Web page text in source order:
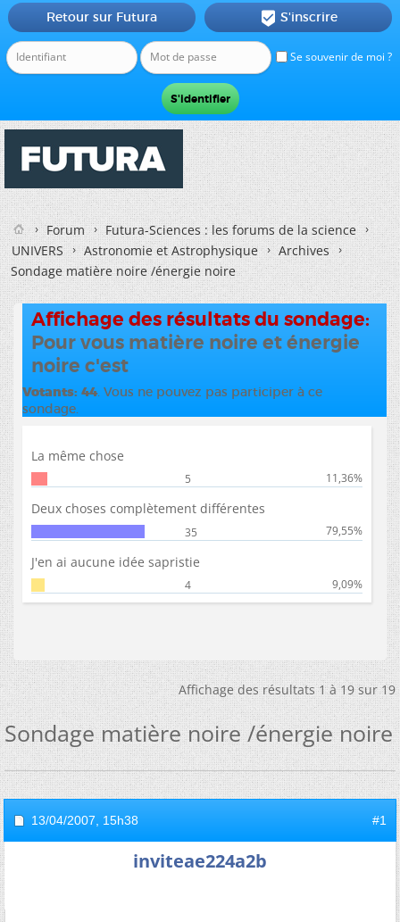
Se souvenir de moi ?
Retour sur Futura  S'inscrire
Forum
Futura-Sciences : les forums de la science
UNIVERS
Astronomie et Astrophysique
Archives
Sondage matière noire /énergie noire
Affichage des résultats du sondage:
Pour vous matière noire et énergie
noire c'est
Votants 44. Vous ne pouvez pas participer à ce
sondage.
La même chose
5 11,36%
Deux choses complètement différentes
35 79,55%
J'en ai aucune idée sapristie
4 9,09%
Affichage des résultats 1 à 19 sur 19
Sondage matière noire /énergie noire
13/04/2007, 15h38 #1
inviteae224a2b